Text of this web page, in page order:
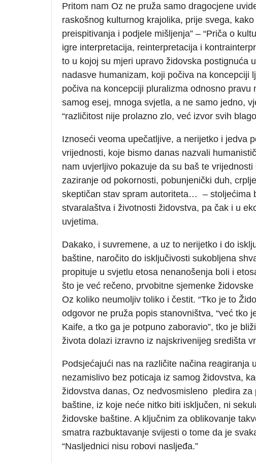
Pritom nam Oz ne pruža samo dragocjene
raskošnog kulturnog krajolika, prije svega,
preispitivanja i podjele mišljenja” – “Priča o
igre interpretacija, reinterpretacija i
to u kojoj su mjeri upravo židovska postignuća
nadasve humanizam, koji počiva na koncepciji
počiva na koncepciji pluralizma odnosno
samog esej, mnoga svjetla, a ne samo jedno,
“različitost nije prolazno zlo, već izvor svih
Iznoseći veoma upečatljive, a nerijetko i jedva
vrijednosti, koje bismo danas nazvali
nam uvjerljivo pokazuje da su baš te
zaziranje od pokornosti, pobunjenički duh,
skeptičan stav spram autoriteta… – stoljećima
stvaralaštva i životnosti židovstva, pa čak i u
uvjetima.
Dakako, i suvremene, a uz to nerijetko i do
baštine, naročito do isključivosti sukobljena
propituje u svjetlu etosa nenanošenja boli i
što je već rečeno, prvobitne sjemenke
Oz koliko neumoljiv toliko i čestit. “Tko je to
odgovor ne pruža popis stanovništva, “već tko
Kaife, a tko ga je potpuno zaboravio”, tko je
života dolazi izravno iz najskrivenijeg središta
Podsjećajući nas na različite načina reagiranja
nezamislivo bez poticaja iz samog židovstva,
židovstva danas, Oz nedvosmisleno pledira
baštine, iz koje neće nitko biti isključen, ni
židovske baštine. A ključnim za oblikovanje
smatra razbuktavanje svijesti o tome da je
“Nasljednici nisu robovi nasljeđa.”